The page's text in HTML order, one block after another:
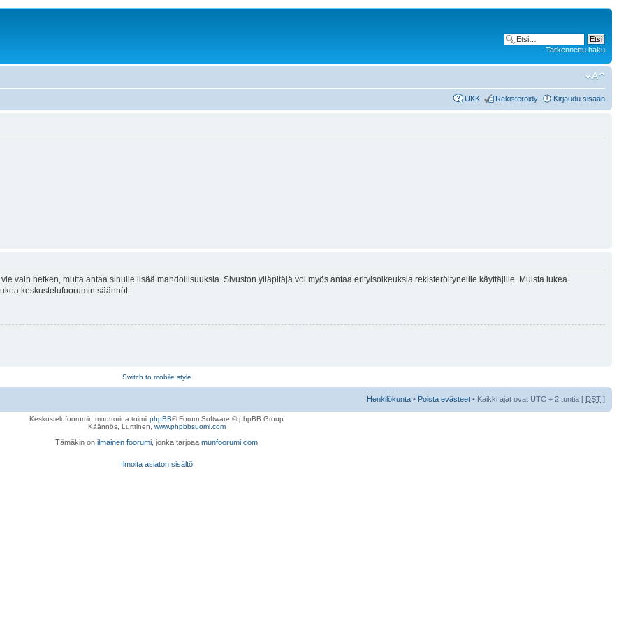
Tarkennettu haku
UKK Rekisteröidy Kirjaudu sisään
vain hetken, mutta antaa sinulle lisää mahdollisuuksia. Sivuston ylläpitäjä voi myös antaa erityisoikeuksia rekisteröityneille käyttäjille. Muista lukea
keskustelufoorumin säännöt.
Switch to mobile style
Henkilökunta • Poista evästeet • Kaikki ajat ovat UTC + 2 tuntia [ DST ]
Keskustelufoorumin moottorina toimii phpBB® Forum Software © phpBB Group
Käännös, Lurttinen, www.phpbbsuomi.com
Tämäkin on ilmainen foorumi , jonka tarjoaa munfoorumi.com
Ilmoita asiaton sisältö